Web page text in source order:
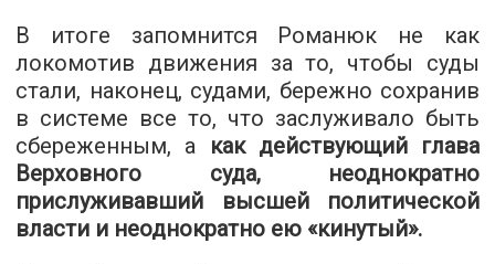
В итоге запомнится Романюк не как
локомотив движения за то, чтобы суды
стали, наконец, судами, бережно сохранив
в системе все то, что заслуживало быть
сбереженным, а
как действующий глава
Верховного суда, неоднократно
прислуживавший высшей политической
власти и неоднократно ею «кинутый».